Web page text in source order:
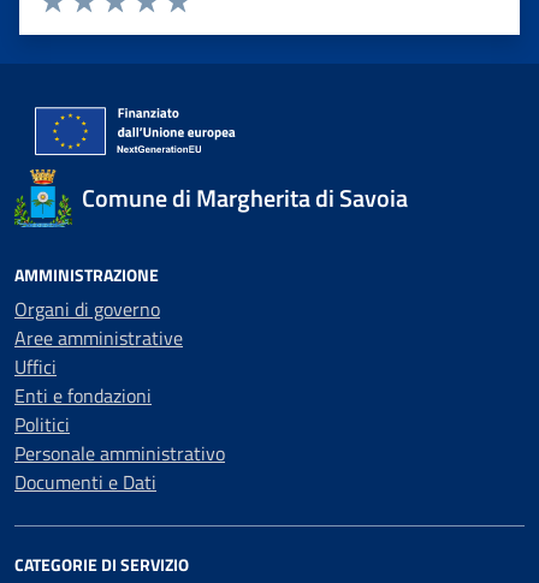
Valuta 5 stelle su 5
Valuta 4 stelle su 5
Valuta 3 stelle su 5
Valuta 2 stelle su 5
Valuta 1 stelle su 5
Comune di Margherita di Savoia
AMMINISTRAZIONE
Organi di governo
Aree amministrative
Uffici
Enti e fondazioni
Politici
Personale amministrativo
Documenti e Dati
CATEGORIE DI SERVIZIO